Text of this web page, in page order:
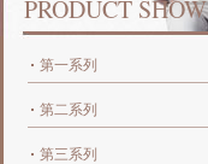
PRODUCT SHOW
第一系列
第二系列
第三系列